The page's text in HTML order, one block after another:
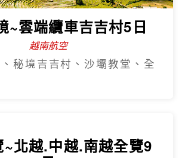
~雲端纜車吉吉村5日
越南航空
秘境吉吉村、沙壩教堂、全